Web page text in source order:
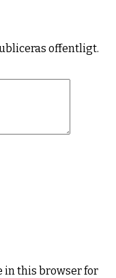
offentligt.
in this browser for